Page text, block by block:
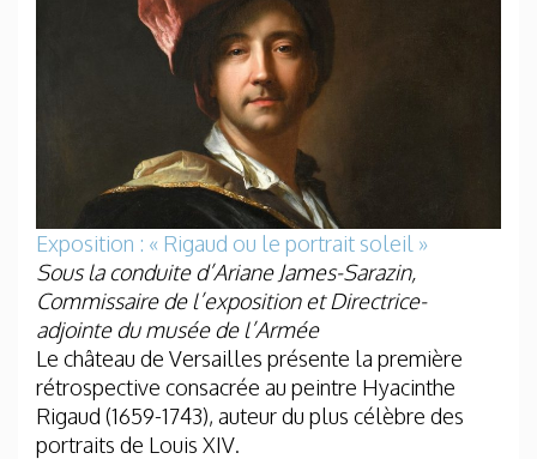
Exposition : « Rigaud ou le portrait soleil »
Sous la conduite d’Ariane James-Sarazin,
Commissaire de l’exposition et Directrice-
adjointe du musée de l’Armée
Le château de Versailles présente la première
rétrospective consacrée au peintre Hyacinthe
Rigaud (1659-1743), auteur du plus célèbre des
portraits de Louis XIV.